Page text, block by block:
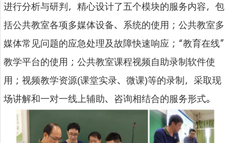
进行分析与研判，精心设计了五个模块的服务内容，包
括公共教室各项多媒体设备、系统的使用；公共教室多
媒体常见问题的应急处理及故障快速响应；“教育在线”
教学平台的使用；公共教室课程视频自助录制软件使
用；视频教学资源(课堂实录、微课)等的录制，采取现
场讲解和一对一线上辅助、咨询相结合的服务形式。